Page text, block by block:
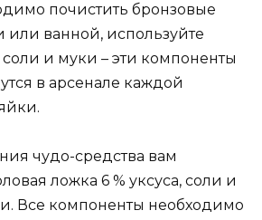
почистить бронзовые
или ванной, используйте
соли и муки – эти компоненты
в арсенале каждой
чудо-средства вам
ложка 6 % уксуса, соли и
Все компоненты необходимо